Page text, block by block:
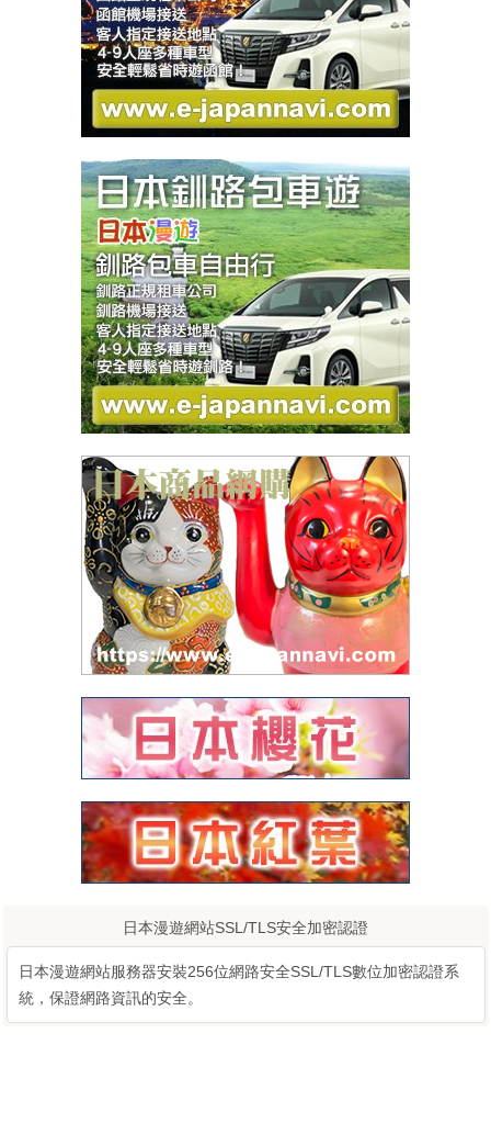
日本漫遊網站SSL/TLS安全加密認證
日本漫遊網站服務器安裝256位網路安全SSL/TLS數位加密認證系
統，保證網路資訊的安全。